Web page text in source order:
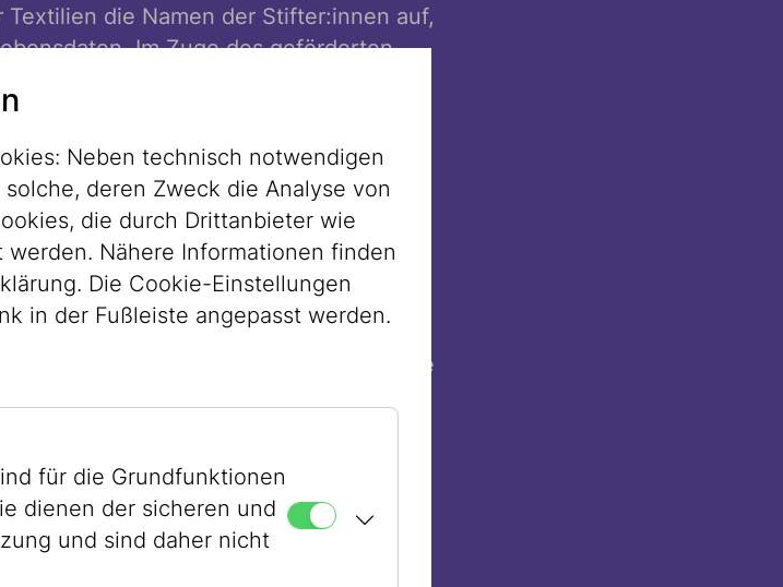
die Namen der Stifter:innen auf,
Im Zuge des geförderten
ausgewählt wurden, konnten
bzw. Familien identifiziert
unter anderem die tragische
eines Tora-Vorhangs
recherchiert werden, der von Regine
im Andenken an ihren Sohn und ihre
Emil und Ida Dessauer,
wurde. Der Parochet ist zugleich Zeuge
den Brand des Ringtheaters. Bei beiden
gab es eine enorme Anzahl an Toten,
im Theater verbrannten. In Paris
sich unter den Opfern die zwei Wiener
Neben technisch notwendigen
deren Zweck die Analyse von
die durch Drittanbieter wie
Nähere Informationen finden
Die Cookie-Einstellungen
in der Fußleiste angepasst werden.
für die Grundfunktionen
dienen der sicheren und
und sind daher nicht